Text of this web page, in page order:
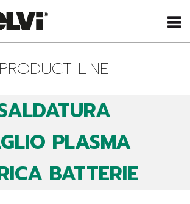
PRODUCT LINE
PLASMA
BATTERIE